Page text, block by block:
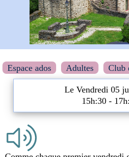
Espace ados Adultes Club
Le Vendredi 05
15h:30 -